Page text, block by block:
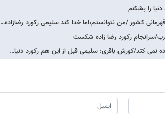
را بشکنم
کشور /من نتوانستم،اما خدا کند سلیمی رکورد رضازاده…
نمی کند/کورش باقری: سلیمی قبل از این هم رکورد دنیا…